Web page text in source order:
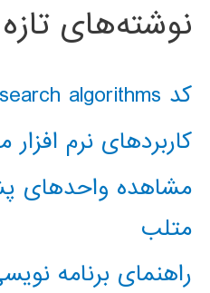
نوشته‌های تازه
کد classical AI search algorithms
کاربردهای نرم افزار
مشاهده واحدهای
متلب
راهنمای برنامه